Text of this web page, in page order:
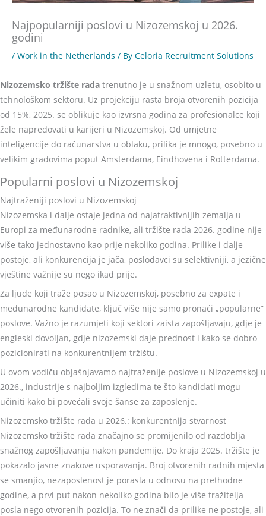
Najpopularniji poslovi u Nizozemskoj u 2026.
godini
/ Work in the Netherlands / By Celoria Recruitment Solutions
Nizozemsko tržište rada trenutno je u snažnom uzletu, osobito u
tehnološkom sektoru. Uz projekciju rasta broja otvorenih pozicija
od 15%, 2025. se oblikuje kao izvrsna godina za profesionalce koji
žele napredovati u karijeri u Nizozemskoj. Od umjetne
inteligencije do računarstva u oblaku, prilika je mnogo, posebno u
velikim gradovima poput Amsterdama, Eindhovena i Rotterdama.
Popularni poslovi u Nizozemskoj
Najtraženiji poslovi u Nizozemskoj
Nizozemska i dalje ostaje jedna od najatraktivnijih zemalja u
Europi za međunarodne radnike, ali tržište rada 2026. godine nije
više tako jednostavno kao prije nekoliko godina. Prilike i dalje
postoje, ali konkurencija je jača, poslodavci su selektivniji, a jezične
vještine važnije su nego ikad prije.
Za ljude koji traže posao u Nizozemskoj, posebno za expate i
međunarodne kandidate, ključ više nije samo pronaći „popularne”
poslove. Važno je razumjeti koji sektori zaista zapošljavaju, gdje je
engleski dovoljan, gdje nizozemski daje prednost i kako se dobro
pozicionirati na konkurentnijem tržištu.
U ovom vodiču objašnjavamo najtraženije poslove u Nizozemskoj u
2026., industrije s najboljim izgledima te što kandidati mogu
učiniti kako bi povećali svoje šanse za zaposlenje.
Nizozemsko tržište rada u 2026.: konkurentnija stvarnost
Nizozemsko tržište rada značajno se promijenilo od razdoblja
snažnog zapošljavanja nakon pandemije. Do kraja 2025. tržište je
pokazalo jasne znakove usporavanja. Broj otvorenih radnih mjesta
se smanjio, nezaposlenost je porasla u odnosu na prethodne
godine, a prvi put nakon nekoliko godina bilo je više tražitelja
posla nego otvorenih pozicija. To ne znači da prilike ne postoje, ali